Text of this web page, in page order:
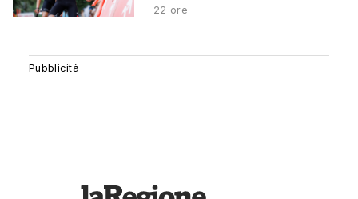
22 ore